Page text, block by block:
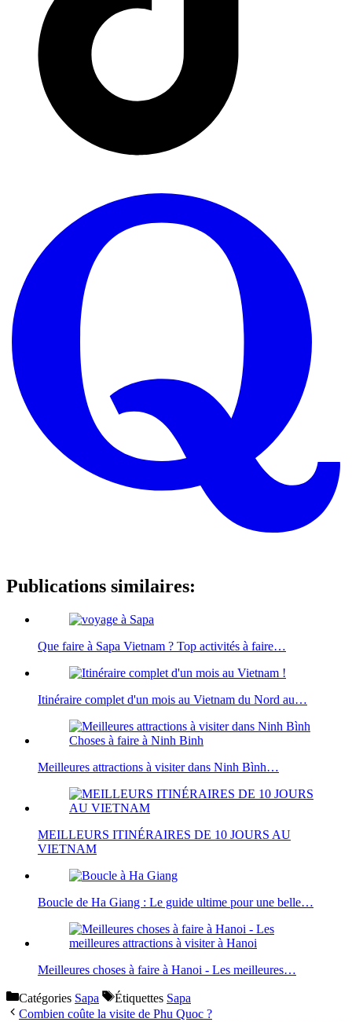
Publications similaires:
Que faire à Sapa Vietnam ? Top activités à faire…
Itinéraire complet d'un mois au Vietnam du Nord au…
Meilleures attractions à visiter dans Ninh Bình…
MEILLEURS ITINÉRAIRES DE 10 JOURS AU
VIETNAM
Boucle de Ha Giang : Le guide ultime pour une belle…
Meilleures choses à faire à Hanoi - Les meilleures…
Catégories Sapa Étiquettes Sapa
Combien coûte la visite de Phu Quoc ?